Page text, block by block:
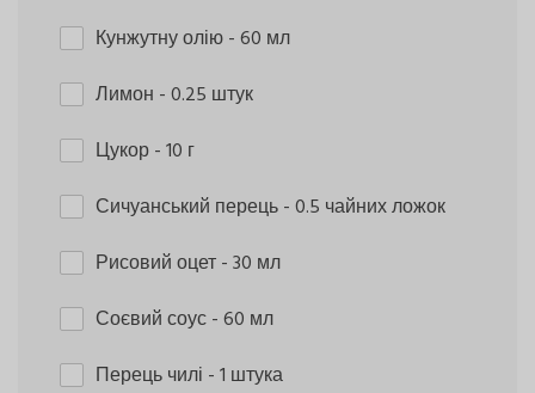
Кунжутну олію- 60 мл
Лимон - 0.25 штук
Цукор- 10 г
Сичуанський перець- 0.5 чайних ложок
Рисовий оцет- 30 мл
Соєвий соус- 60 мл
Перець чилі - 1 штука